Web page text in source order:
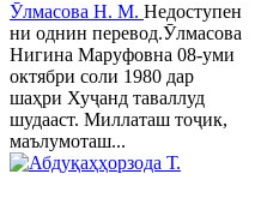
Ӯлмасова Н. М. Недоступен
ни однин перевод.Ӯлмасова
Нигина Маруфовна 08-уми
октябри соли 1980 дар
шаҳри Хуҷанд таваллуд
шудааст. Миллаташ тоҷик,
маълумоташ...